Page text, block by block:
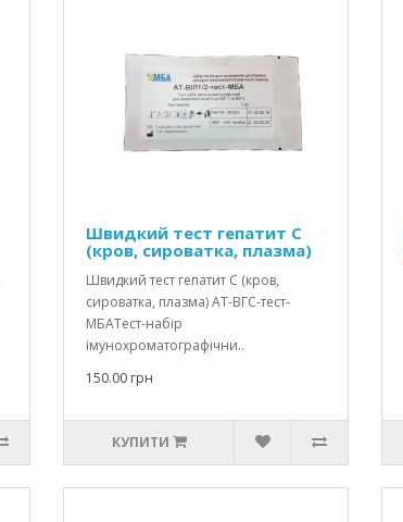
Швидкий тест гепатит С
(кров, сироватка, плазма)
Швидкий тест гепатит С (кров,
сироватка, плазма) АТ-ВГС-тест-
МБАТест-набір
імунохроматографічни..
150.00 грн
КУПИТИ